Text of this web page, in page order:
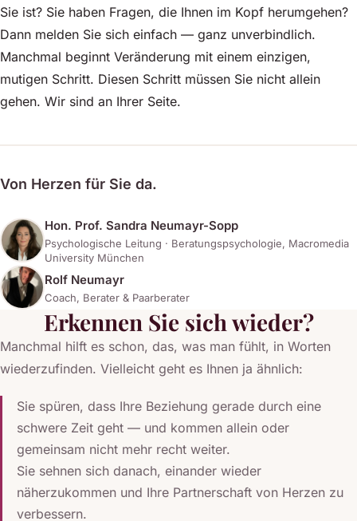
Sie ist? Sie haben Fragen, die Ihnen im Kopf herumgehen?
Dann melden Sie sich einfach — ganz unverbindlich.
Manchmal beginnt Veränderung mit einem einzigen,
mutigen Schritt. Diesen Schritt müssen Sie nicht allein
gehen. Wir sind an Ihrer Seite.
Von Herzen für Sie da.
Hon. Prof. Sandra Neumayr-Sopp
Psychologische Leitung · Beratungspsychologie, Macromedia
University München
Rolf Neumayr
Coach, Berater & Paarberater
Erkennen Sie sich wieder?
Manchmal hilft es schon, das, was man fühlt, in Worten
wiederzufinden. Vielleicht geht es Ihnen ja ähnlich:
Sie spüren, dass Ihre Beziehung gerade durch eine
schwere Zeit geht — und kommen allein oder
gemeinsam nicht mehr recht weiter.
Sie sehnen sich danach, einander wieder
näherzukommen und Ihre Partnerschaft von Herzen zu
verbessern.